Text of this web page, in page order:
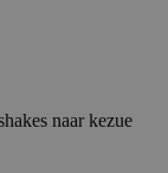
naar kezue